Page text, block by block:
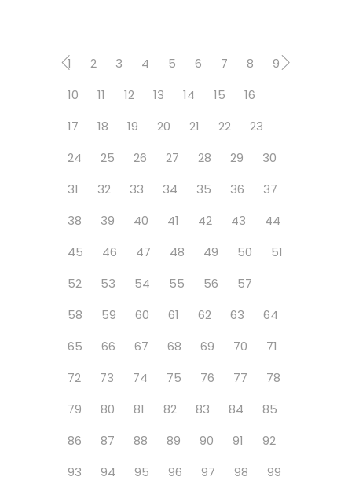
1 2 3 4 5 6 7 8
9
10
11 12 13 14 15
16
17
18 19 20 21 22
23
24
25 26 27 28 29
30
31
32 33 34 35 36
37
38
39 40 41 42 43
44
45
46 47 48 49 50
51
52
53 54 55 56
57
58
59 60 61 62 63
64
65
66 67 68 69 70
71
72
73 74 75 76 77
78
79
80 81 82 83 84
85
86
87 88 89 90 91
92
93
94 95 96 97 98
99